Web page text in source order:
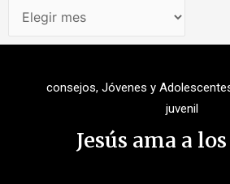
consejos, Jóvenes y
juvenil
Jesús ama a